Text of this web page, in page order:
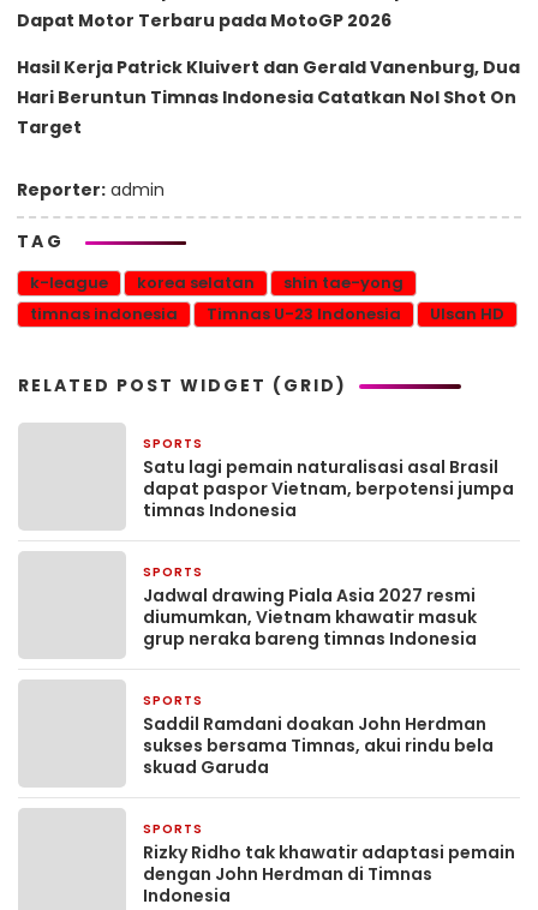
Dapat Motor Terbaru pada MotoGP 2026
Hasil Kerja Patrick Kluivert dan Gerald Vanenburg, Dua
Hari Beruntun Timnas Indonesia Catatkan Nol Shot On
Target
Reporter: admin
TAG
k-league korea selatan
shin tae-yong
timnas indonesia
Timnas U-23 Indonesia Ulsan HD
RELATED POST WIDGET (GRID)
SPORTS
Satu lagi pemain naturalisasi asal Brasil
dapat paspor Vietnam, berpotensi jumpa
timnas Indonesia
SPORTS
Jadwal drawing Piala Asia 2027 resmi
diumumkan, Vietnam khawatir masuk
grup neraka bareng timnas Indonesia
SPORTS
Saddil Ramdani doakan John Herdman
sukses bersama Timnas, akui rindu bela
skuad Garuda
SPORTS
Rizky Ridho tak khawatir adaptasi pemain
dengan John Herdman di Timnas
Indonesia